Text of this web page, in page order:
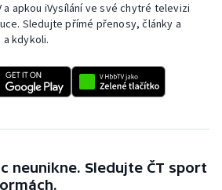
a apkou iVysílání ve své chytré televizi
Sledujte přímé přenosy, články a
kdykoli.
neunikne. Sledujte ČT sport